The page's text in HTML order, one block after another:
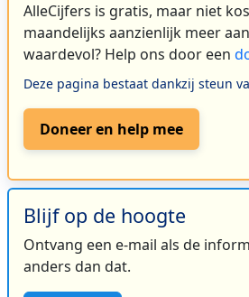
AlleCijfers is gratis, maar niet
maandelijks aanzienlijk meer
waardevol? Help ons door een
Deze pagina bestaat dankzij steun
Doneer en help mee
Blijf op de hoogte
Ontvang een e-mail als de
anders dan dat.